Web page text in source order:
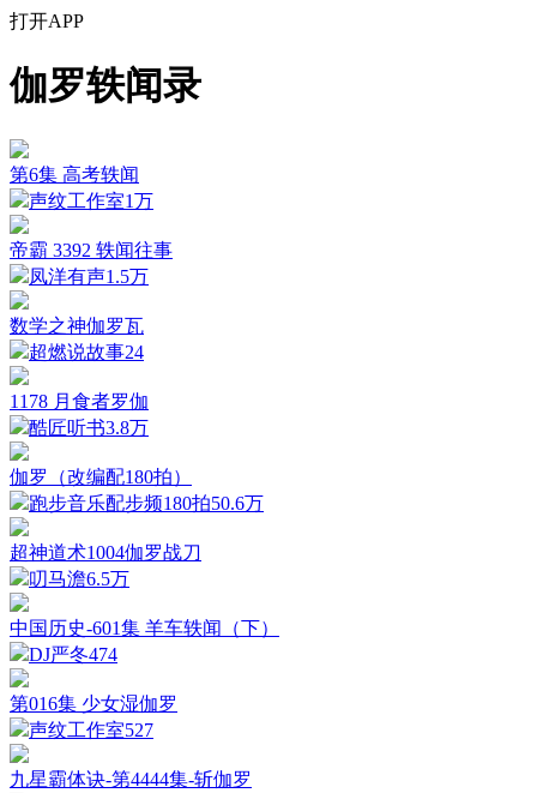
打开APP
伽罗轶闻录
第6集 高考轶闻
声纹工作室1万
帝霸 3392 轶闻往事
凤洋有声1.5万
数学之神伽罗瓦
超燃说故事24
1178 月食者罗伽
酷匠听书3.8万
伽罗（改编配180拍）
跑步音乐配步频180拍50.6万
超神道术1004伽罗战刀
叨马澹6.5万
中国历史-601集 羊车轶闻（下）
DJ严冬474
第016集 少女湿伽罗
声纹工作室527
九星霸体诀-第4444集-斩伽罗